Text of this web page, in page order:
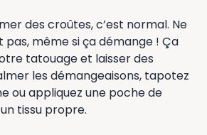
des croûtes, c’est normal. Ne
même si ça démange ! Ça
tatouage et laisser des
les démangeaisons, tapotez
ou appliquez une poche de
tissu propre.